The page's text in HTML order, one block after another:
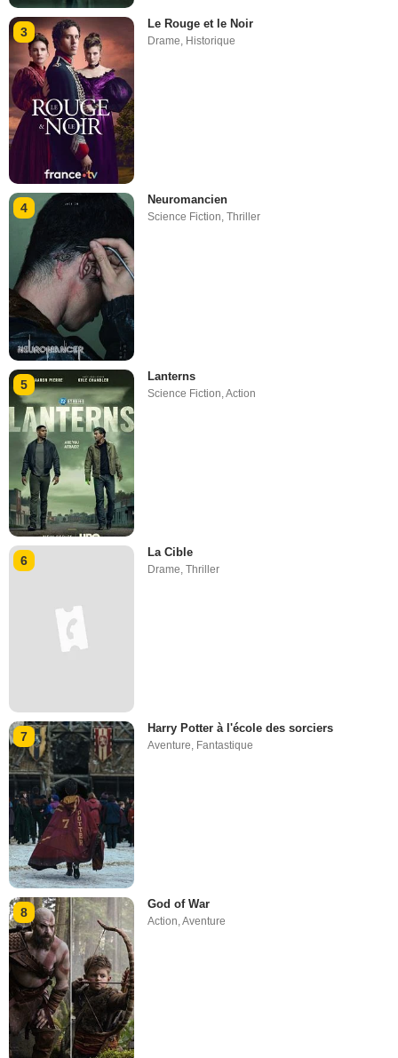
3
Le Rouge et le Noir
Drame, Historique
4
Neuromancien
Science Fiction,Thriller
5
Lanterns
Science Fiction ,Action
6
La Cible
Drame,Thriller
7
Harry Potter à l'école des sorciers
Aventure, Fantastique
8
God of War
Action,Aventure